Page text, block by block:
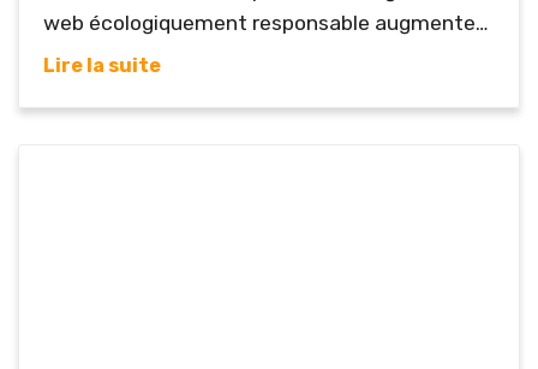
web écologiquement responsable augmente
rapidement, poussant les fournisseurs à
investir dans des initiatives
Lire la suite